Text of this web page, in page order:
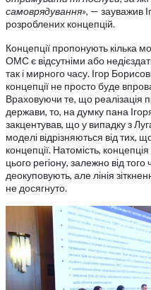
самоврядування», — зауважив
розроблених концепцій.
Концепції пропонують кілька
ОМС є відсутніми або
так і мирного часу. Ігор
концепції не просто буде
Враховуючи те, що реалізація
держави, то, на думку пана
закцентував, що у випадку з
моделі відрізняються від тих,
концепції. Натомість,
цього регіону, залежно від
деокуповують, але лінія
не досягнуто.